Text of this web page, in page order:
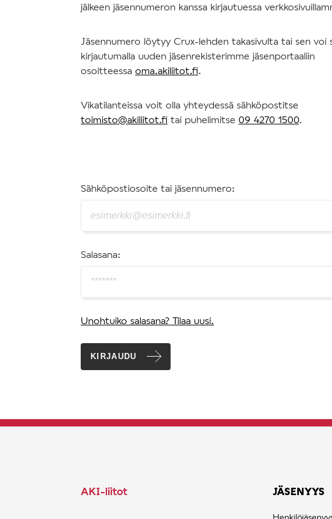
jälkeen jäsennumeron kanssa kirjautuessa
Jäsennumero löytyy Crux-lehden takasivulta tai sen voi
kirjautumalla uuden jäsenrekisterimme jäsenportaaliin
osoitteessa oma.akiliitot.fi.
Vikatilanteissa voit olla yhteydessä sähköpostitse
toimisto@akiliitot.fi tai puhelimitse 09 4270 1500.
Sähköpostiosoite tai jäsennumero:
Salasana:
Unohtuiko salasana? Tilaa uusi.
KIRJAUDU
AKI-liitot JÄSENYYS